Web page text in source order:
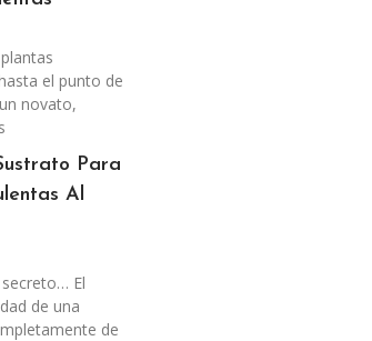
el punto de
novato,
Para
Al
El
de una
de